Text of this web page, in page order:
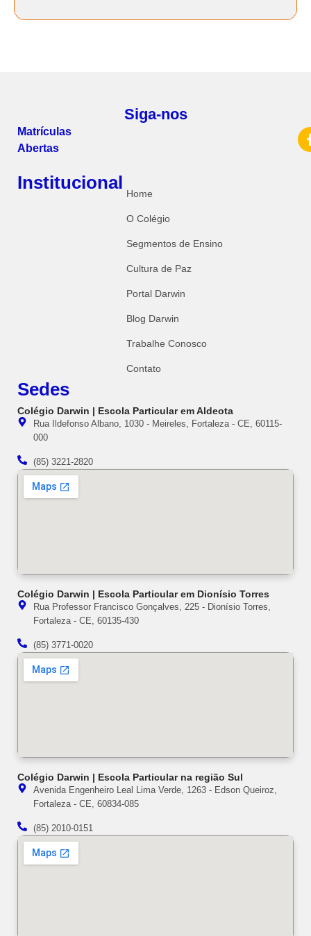
Matrículas
Abertas
Siga-nos
Institucional
Home
O Colégio
Segmentos de Ensino
Cultura de Paz
Portal Darwin
Blog Darwin
Trabalhe Conosco
Contato
Sedes
Colégio Darwin | Escola Particular em Aldeota
Rua Ildefonso Albano, 1030 - Meireles, Fortaleza - CE, 60115-
000
(85) 3221-2820
Colégio Darwin | Escola Particular em Dionísio Torres
Rua Professor Francisco Gonçalves, 225 - Dionísio Torres,
Fortaleza - CE, 60135-430
(85) 3771-0020
Colégio Darwin | Escola Particular na região Sul
Avenida Engenheiro Leal Lima Verde, 1263 - Edson Queiroz,
Fortaleza - CE, 60834-085
(85) 2010-0151